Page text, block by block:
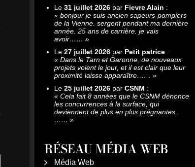
Le 31 juillet 2026 par Fievre Alain :
« bonjour je suis ancien sapeurs-pompiers
de la Vienne. sergent pendant ma dernière
année. 25 ans de carrière. je vais
avoir…… »
Le 27 juillet 2026 par Petit patrice :
« Dans le Tarn et Garonne, de nouveaux
projets voient le jour, et il est clair que leur
proximité laisse apparaître…… »
Le 25 juillet 2026 par CSNM :
« Cela fait 8 années que le CSNM dénonce
les concurrences à la surface, qui
deviennent de plus en plus prégnantes.
…… »
RÉSEAU MÉDIA WEB
Média Web